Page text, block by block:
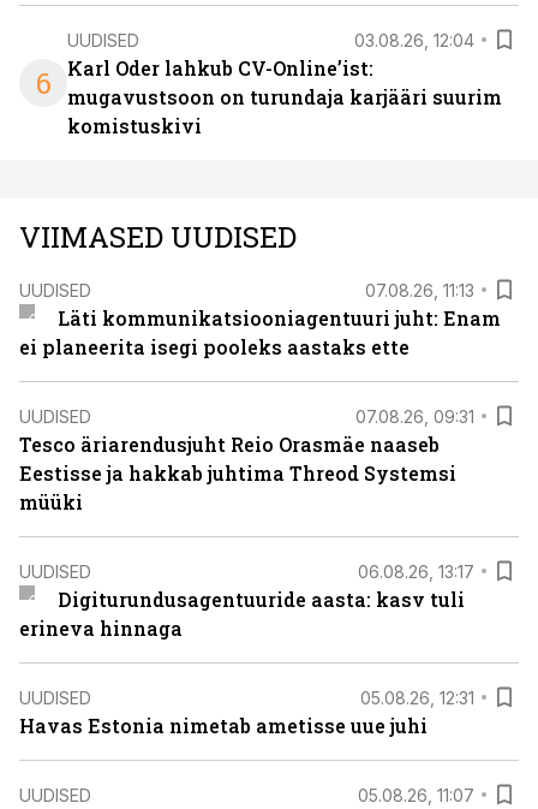
6
UUDISED 03.08.26, 12:04
Karl Oder lahkub CV-Online’ist:
mugavustsoon on turundaja karjääri suurim
komistuskivi
VIIMASED UUDISED
UUDISED 07.08.26, 11:13
Läti kommunikatsiooniagentuuri juht: Enam
ei planeerita isegi pooleks aastaks ette
UUDISED 07.08.26, 09:31
Tesco äriarendusjuht Reio Orasmäe naaseb
Eestisse ja hakkab juhtima Threod Systemsi
müüki
UUDISED 06.08.26, 13:17
Digiturundusagentuuride aasta: kasv tuli
erineva hinnaga
UUDISED 05.08.26, 12:31
Havas Estonia nimetab ametisse uue juhi
UUDISED 05.08.26, 11:07